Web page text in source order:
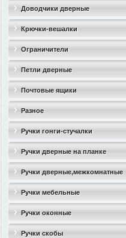
Доводчики дверные
Крючки-вешалки
Ограничители
дверные(стопоры)
Петли дверные
Почтовые ящики
Разное
Ручки гонги-стучалки
Ручки дверные на планке
Ручки дверные,межкомнатные
Ручки мебельные
Ручки оконные
Ручки скобы